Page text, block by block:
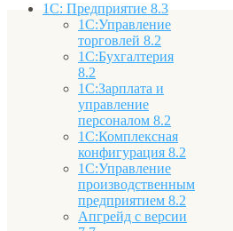
1С: Предприятие 8.3
1С:Управление
торговлей 8.2
1С:Бухгалтерия
8.2
1С:Зарплата и
управление
персоналом 8.2
1С:Комплексная
конфигурация 8.2
1С:Управление
производственным
предприятием 8.2
Апгрейд с версии